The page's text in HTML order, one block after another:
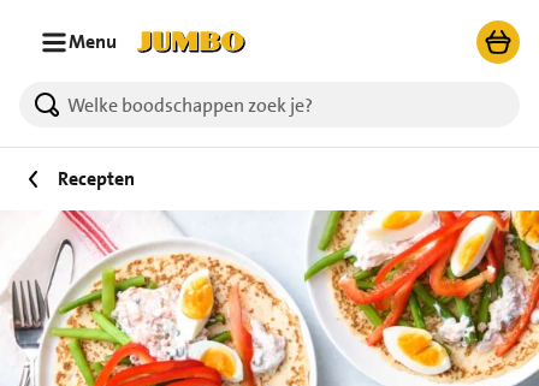
Menu
Recepten